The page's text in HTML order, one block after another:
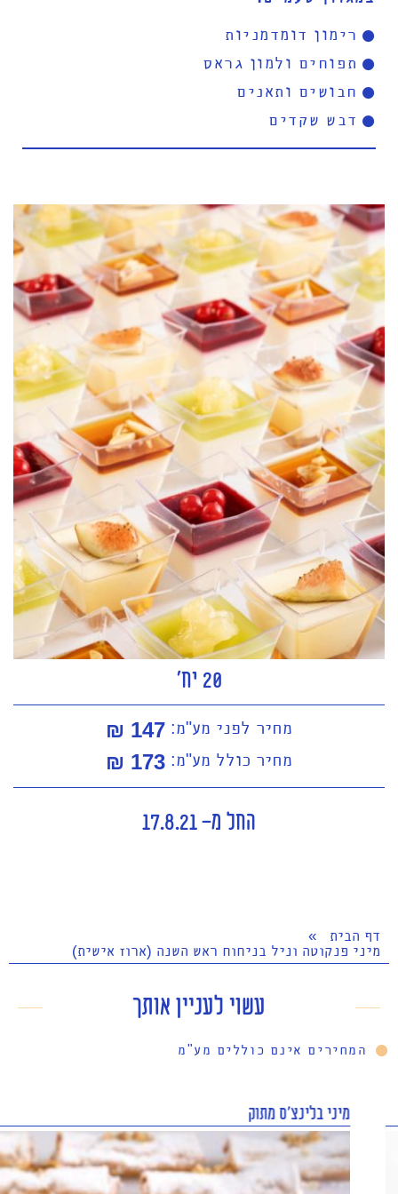
רימון דומדמניות
תפוחים ולמון גראס
חבושים ותאנים
דבש שקדים
20 יח'
מחיר לפני מע"מ: 147 ₪
מחיר כולל מע"מ: 173
₪
החל מ- 17.8.21
דף הבית
»
מיני פנקוטה וניל בניחוח ראש השנה (ארוז אישית)
עשוי לעניין אותך
המחירים אינם כוללים מע"מ
מיני בלינצ'ס מתוק